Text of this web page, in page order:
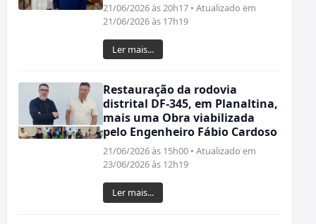
21/06/2026 às 20h17 • Atualizado em
21/06/2026 às 17h19
Ler mais...
Restauração da rodovia
distrital DF-345, em Planaltina,
mais uma Obra viabilizada
pelo Engenheiro Fábio Cardoso
21/06/2026 às 15h00 • Atualizado em
23/06/2026 às 12h19
Ler mais...